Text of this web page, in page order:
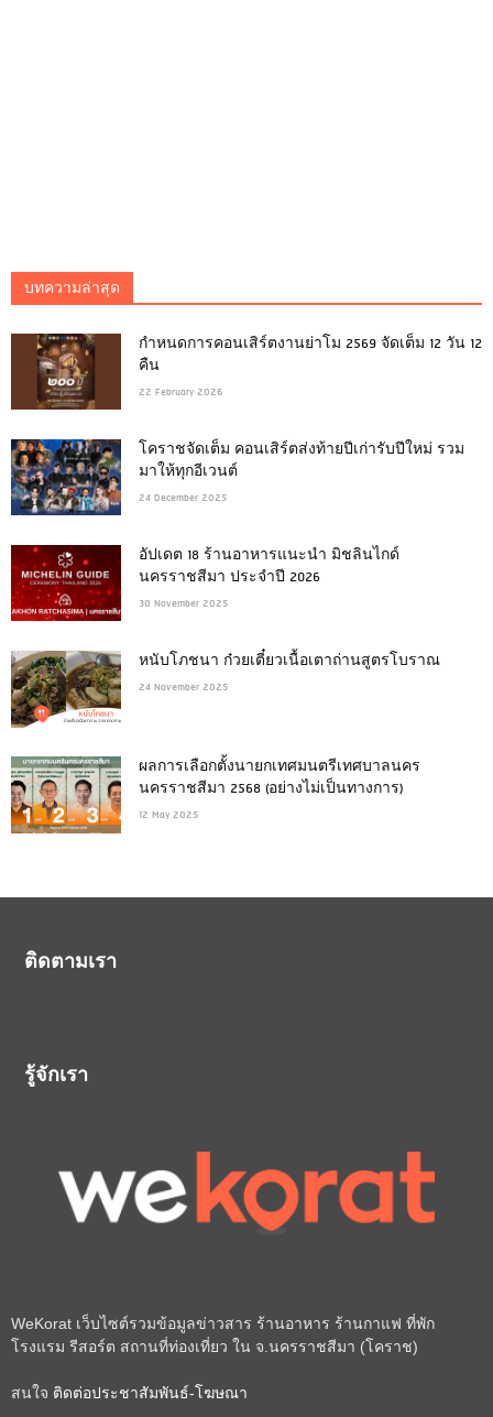
บทความล่าสุด
กำหนดการคอนเสิร์ตงานย่าโม 2569 จัดเต็ม 12 วัน 12
คืน
22 February 2026
โคราชจัดเต็ม คอนเสิร์ตส่งท้ายปีเก่ารับปีใหม่ รวม
มาให้ทุกอีเวนต์
24 December 2025
อัปเดต 18 ร้านอาหารแนะนำ มิชลินไกด์
นครราชสีมา ประจำปี 2026
30 November 2025
หนับโภชนา ก๋วยเตี๋ยวเนื้อเตาถ่านสูตรโบราณ
24 November 2025
ผลการเลือกตั้งนายกเทศมนตรีเทศบาลนคร
นครราชสีมา 2568 (อย่างไม่เป็นทางการ)
12 May 2025
ติดตามเรา
รู้จักเรา
WeKorat เว็บไซต์รวมข้อมูลข่าวสาร ร้านอาหาร ร้านกาแฟ ที่พัก
โรงแรม รีสอร์ต สถานที่ท่องเที่ยว ใน จ.นครราชสีมา (โคราช)
สนใจ ติดต่อประชาสัมพันธ์-โฆษณา